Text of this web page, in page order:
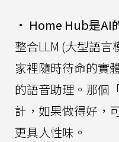
• Home Hub是AI
整合LLM (大型語
家裡隨時待命的實
的語音助理。那個
計，如果做得好，
更具人性味。